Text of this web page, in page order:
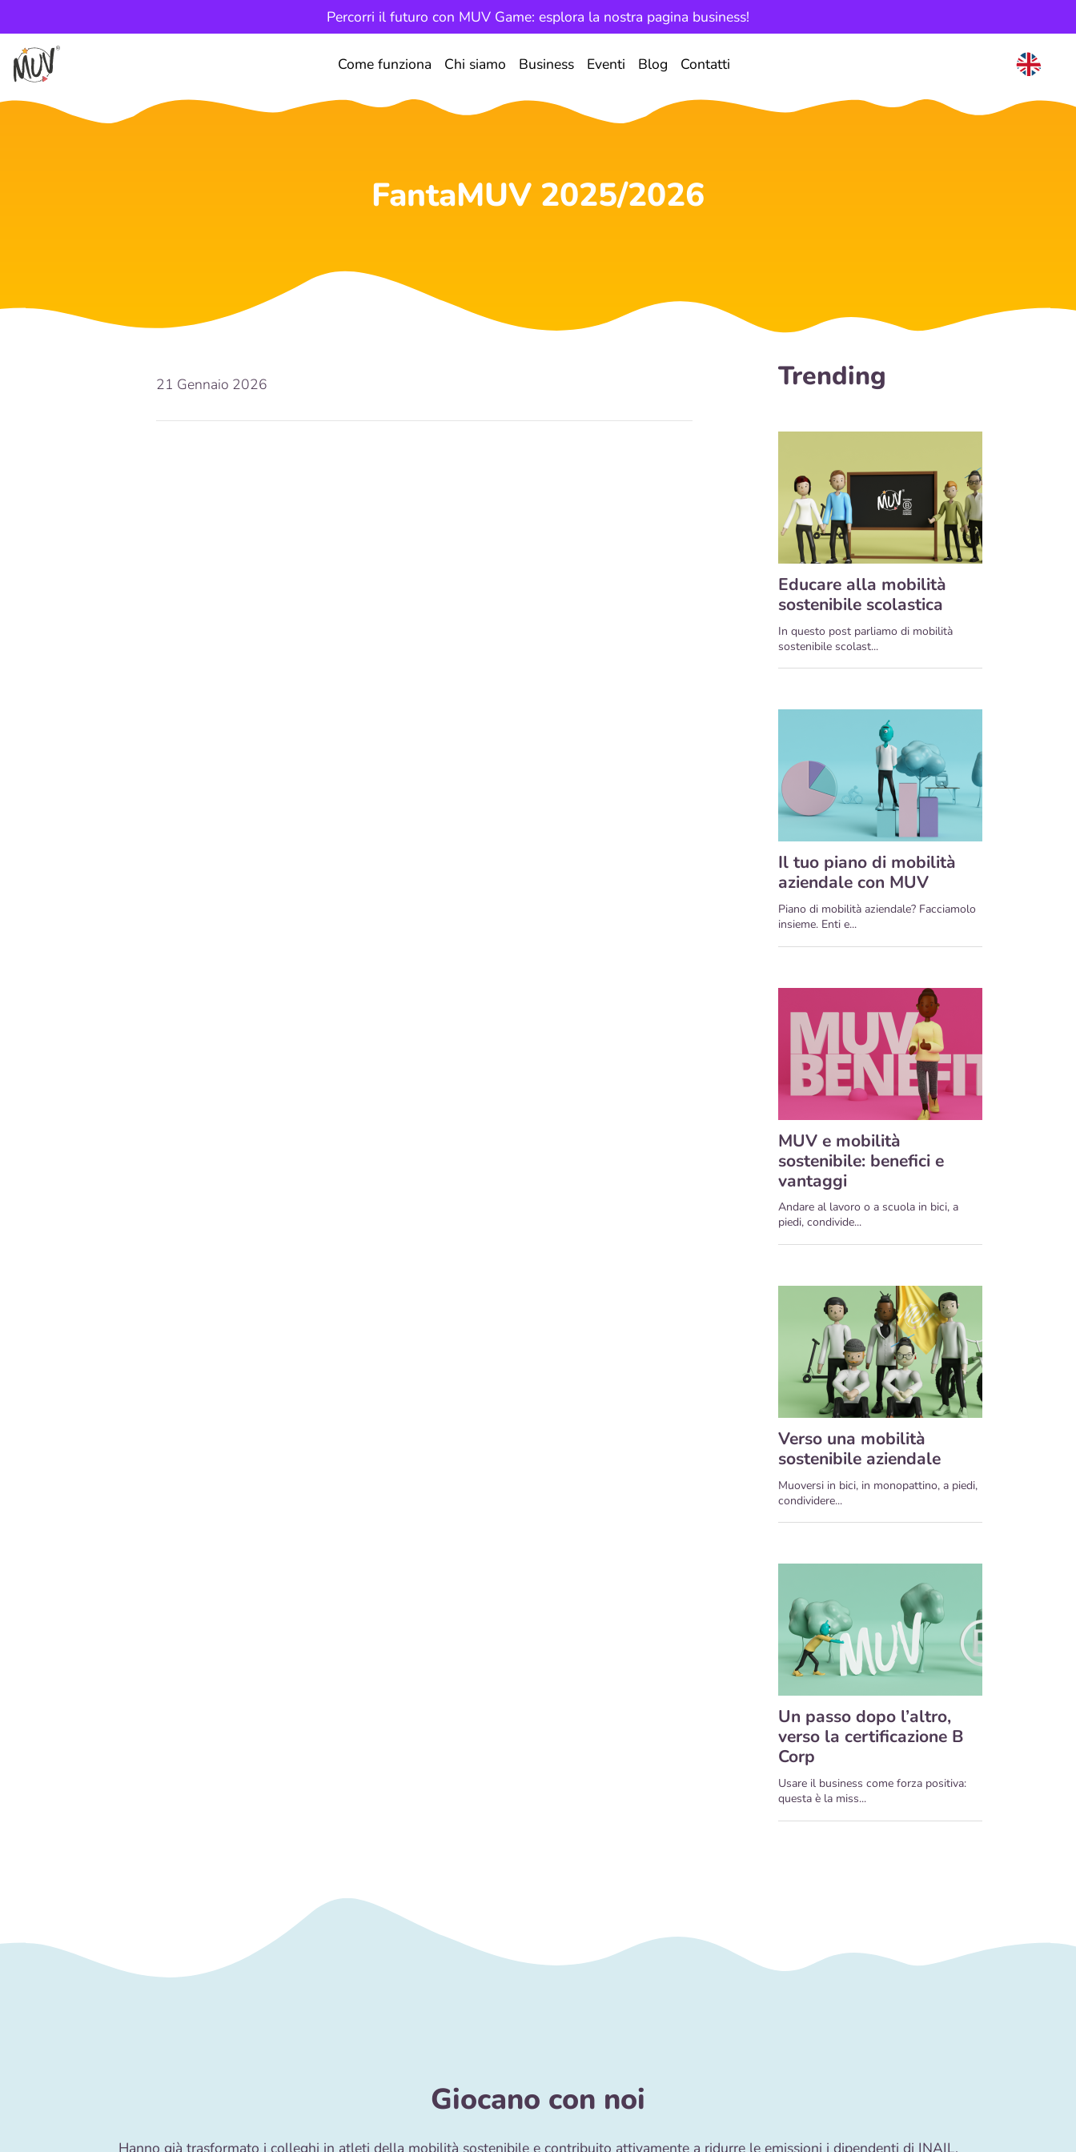
Percorri il futuro con MUV Game: esplora la nostra pagina business!
Come funziona Chi siamo Business Eventi Blog Contatti
FantaMUV 2025/2026
21 Gennaio 2026 Trending
Educare alla mobilità
sostenibile scolastica
In questo post parliamo di mobilità
sostenibile scolast...
Il tuo piano di mobilità
aziendale con MUV
Piano di mobilità aziendale? Facciamolo
insieme. Enti e...
MUV e mobilità
sostenibile: benefici e
vantaggi
Andare al lavoro o a scuola in bici, a
piedi, condivide...
Verso una mobilità
sostenibile aziendale
Muoversi in bici, in monopattino, a piedi,
condividere...
Un passo dopo l’altro,
verso la certificazione B
Corp
Usare il business come forza positiva:
questa è la miss...
Giocano con noi
Hanno già trasformato i colleghi in atleti della mobilità sostenibile e contribuito attivamente a ridurre le emissioni i dipendenti di INAIL,